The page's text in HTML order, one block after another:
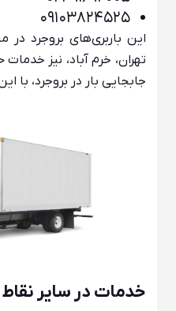
۰۹۱۰۳۸۲۴۵۲۵
این باربری‌های بروجرد
تهران، خرم آباد، نیز خدمات
جابجایی بار در بروجرد، با
خدمات در سایر نقاط